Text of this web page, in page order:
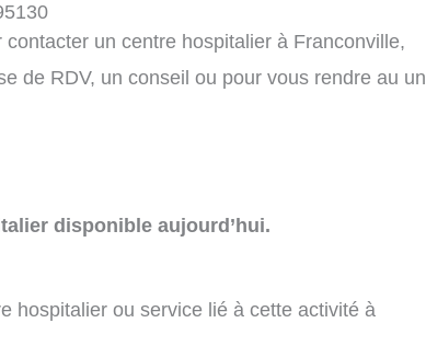
un centre hospitalier à Franconville,
de RDV, un conseil ou pour vous rendre au un
disponible aujourd’hui.
hospitalier ou service lié à cette activité à